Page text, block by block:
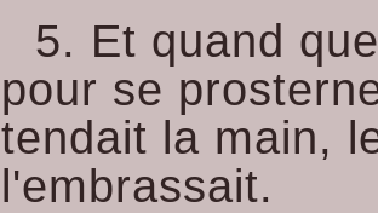
5. Et quand
pour se
tendait la main,
l'embrassait.